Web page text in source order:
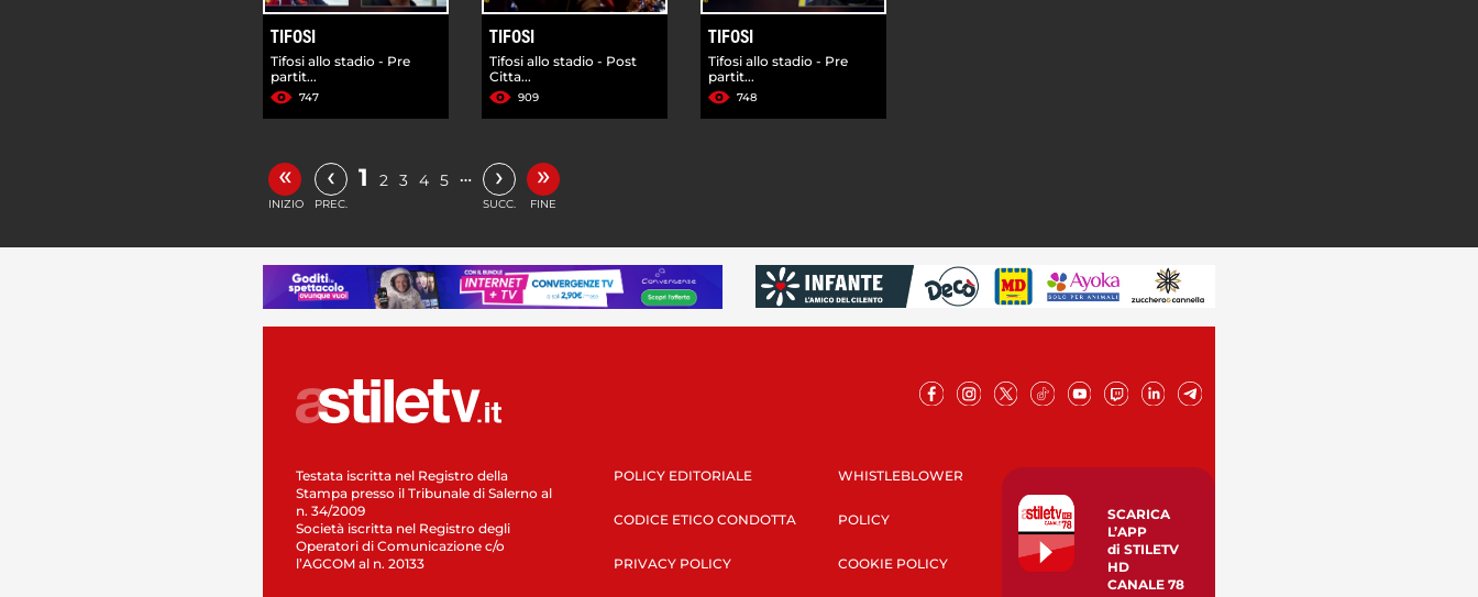
TIFOSI
Tifosi allo stadio - Pre
partit...
747
TIFOSI
Tifosi allo stadio - Post
Citta...
909
TIFOSI
Tifosi allo stadio - Pre
partit...
748
«
INIZIO
‹
PREC.
1 2 3 4 5 … ›
SUCC.
»
FINE
Testata iscritta nel Registro della
Stampa presso il Tribunale di Salerno al
n. 34/2009
Società iscritta nel Registro degli
Operatori di Comunicazione c/o
l’AGCOM al n. 20133
POLICY EDITORIALE
CODICE ETICO CONDOTTA
PRIVACY POLICY
WHISTLEBLOWER
POLICY
COOKIE POLICY
SCARICA
L’APP
di STILETV
HD
CANALE 78